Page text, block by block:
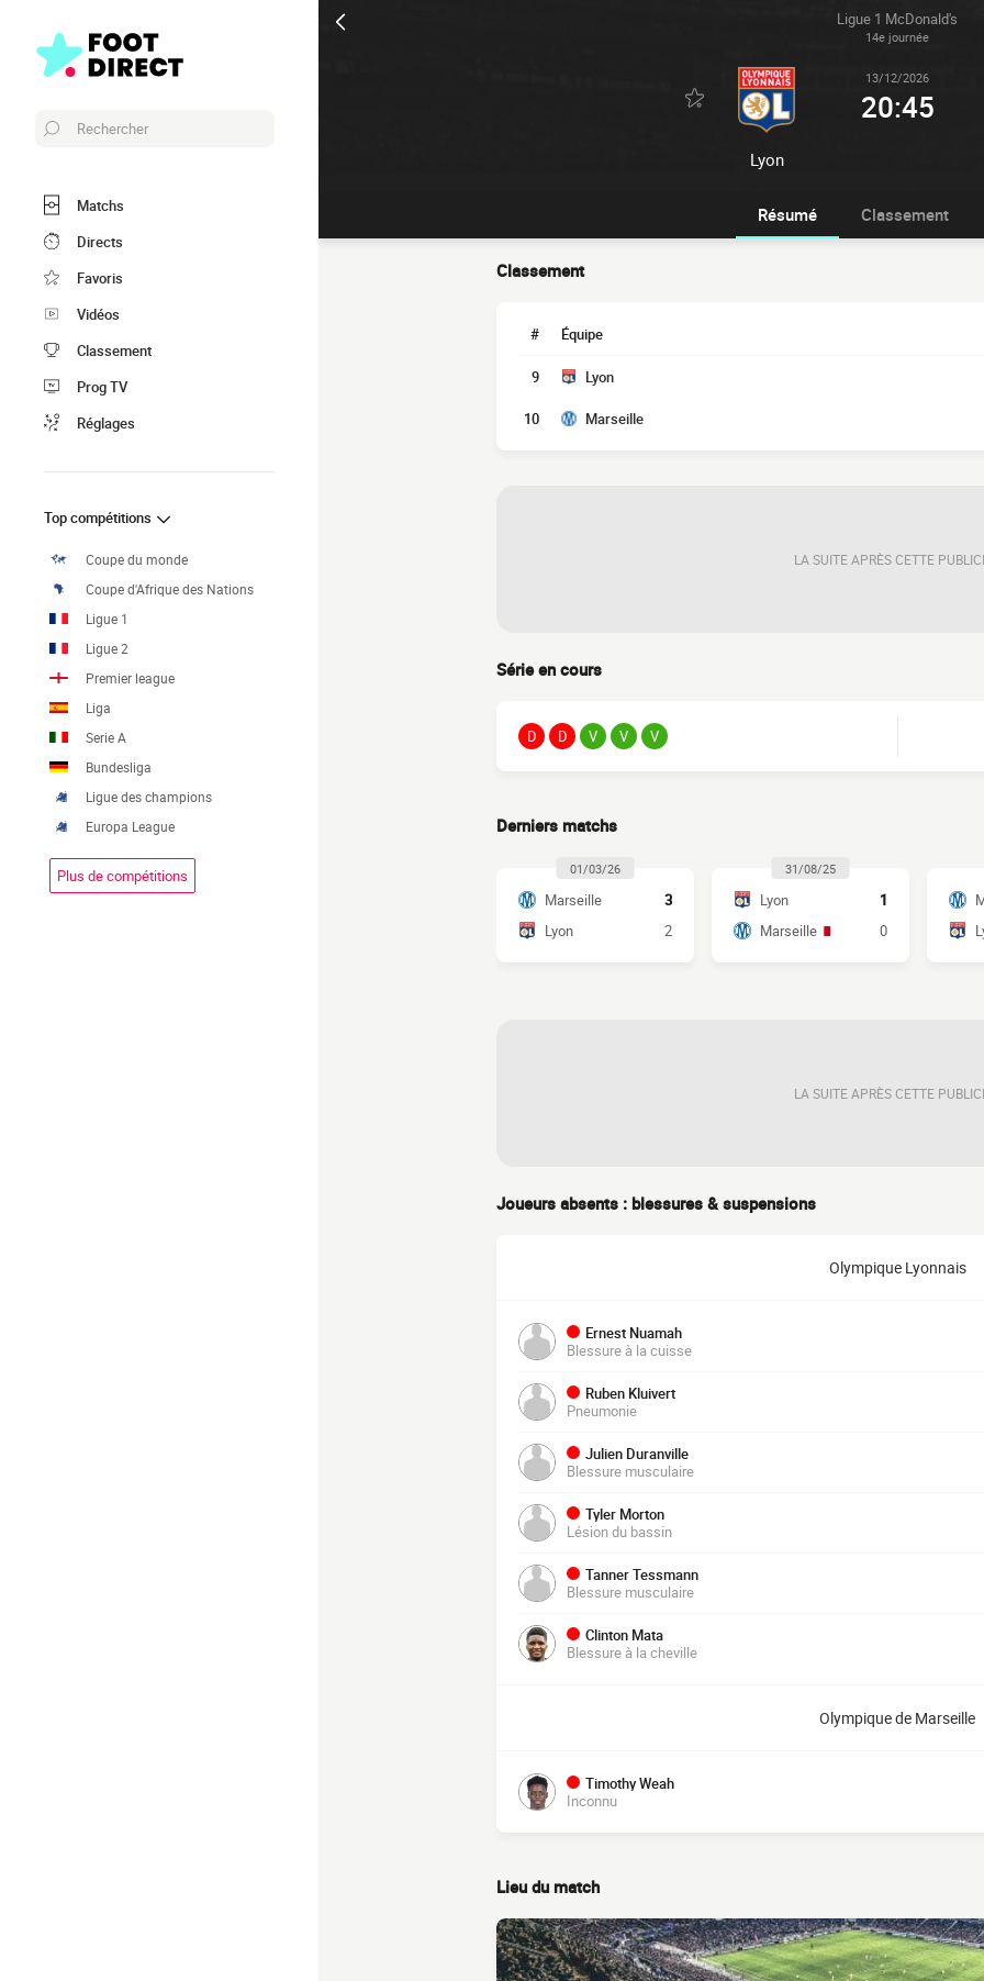
Ligue 1 McDonald's
14e journée
Lyon
13/12/2026
20:45
Rechercher
Matchs
Directs
Favoris
Vidéos
Classement
Prog TV
Réglages
Top compétitions
Coupe du monde
Coupe d'Afrique des Nations
Ligue 1
Ligue 2
Premier league
Liga
Serie A
Bundesliga
Ligue des champions
Europa League
Plus de compétitions
Résumé Classement
Classement
# Équipe
9 Lyon
10 Marseille
LA SUITE APRÈS CETTE
Série en cours
D D V V V
Derniers matchs
01/03/26
Marseille
3
Lyon
2
31/08/25
Lyon
1
Marseille
0
LA SUITE APRÈS CETTE
Joueurs absents : blessures & suspensions
Olympique Lyonnais
Ernest Nuamah
Blessure à la cuisse
Ruben Kluivert
Pneumonie
Julien Duranville
Blessure musculaire
Tyler Morton
Lésion du bassin
Tanner Tessmann
Blessure musculaire
Clinton Mata
Blessure à la cheville
Olympique de Marseille
Timothy Weah
Inconnu
Lieu du match